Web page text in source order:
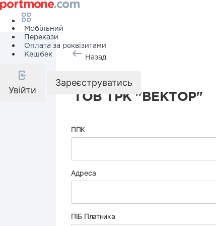
Мобільний
Перекази
Оплата за реквізитами
Кешбек
Увійти
Зареєструватись
Назад
ТОВ ТРК "ВЕКТОР"
ППК
Адреса
ПІБ Платника